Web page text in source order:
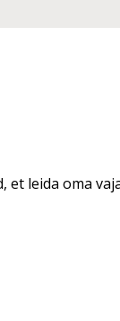
leida oma